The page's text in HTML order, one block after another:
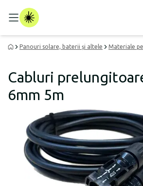
Panouri solare, baterii și altele Materiale
Cabluri
6mm 5m